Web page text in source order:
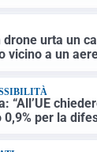
urta un
vicino a un
“All’UE
0,9% per la